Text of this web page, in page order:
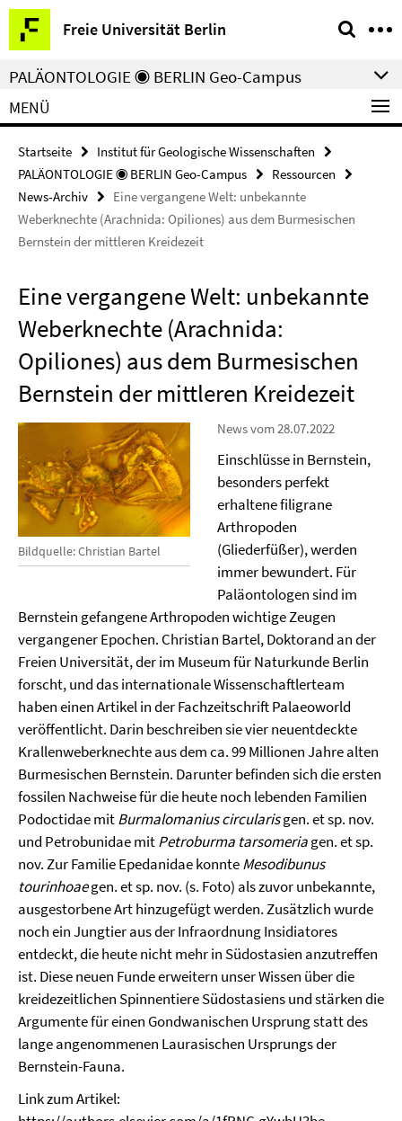
Springe
direkt
zu
Inhalt
Freie Universität Berlin
Service-
Navigation
PALÄONTOLOGIE ◉ BERLIN Geo-Campus
MENÜ
Startseite
Institut für Geologische Wissenschaften
PALÄONTOLOGIE ◉ BERLIN Geo-Campus
Ressourcen
News-Archiv
Eine vergangene Welt: unbekannte
Weberknechte (Arachnida: Opiliones) aus dem Burmesischen
Bernstein der mittleren Kreidezeit
Eine vergangene Welt: unbekannte
Weberknechte (Arachnida:
Opiliones) aus dem Burmesischen
Bernstein der mittleren Kreidezeit
Bildquelle: Christian Bartel
News vom 28.07.2022
Einschlüsse in Bernstein,
besonders perfekt
erhaltene filigrane
Arthropoden
(Gliederfüßer), werden
immer bewundert. Für
Paläontologen sind im
Bernstein gefangene Arthropoden wichtige Zeugen
vergangener Epochen. Christian Bartel, Doktorand an der
Freien Universität, der im Museum für Naturkunde Berlin
forscht, und das internationale Wissenschaftlerteam
haben einen Artikel in der Fachzeitschrift Palaeoworld
veröffentlicht. Darin beschreiben sie vier neuentdeckte
Krallenweberknechte aus dem ca. 99 Millionen Jahre alten
Burmesischen Bernstein. Darunter befinden sich die ersten
fossilen Nachweise für die heute noch lebenden Familien
Podoctidae mitBurmalomaniuscircularisgen. et sp. nov.
und Petrobunidae mitPetroburma tarsomeriagen. et sp.
nov. Zur Familie Epedanidae konnteMesodibunus
tourinhoaegen. et sp. nov. (s. Foto) als zuvor unbekannte,
ausgestorbene Art hinzugefügt werden. Zusätzlich wurde
noch ein Jungtier aus der Infraordnung Insidiatores
entdeckt, die heute nicht mehr in Südostasien anzutreffen
ist. Diese neuen Funde erweitern unser Wissen über die
kreidezeitlichen Spinnentiere Südostasiens und stärken die
Argumente für einen Gondwanischen Ursprung statt des
lange angenommenen Laurasischen Ursprungs der
Bernstein-Fauna.
Link zum Artikel: